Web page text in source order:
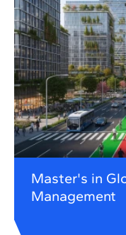
Master's in
Management